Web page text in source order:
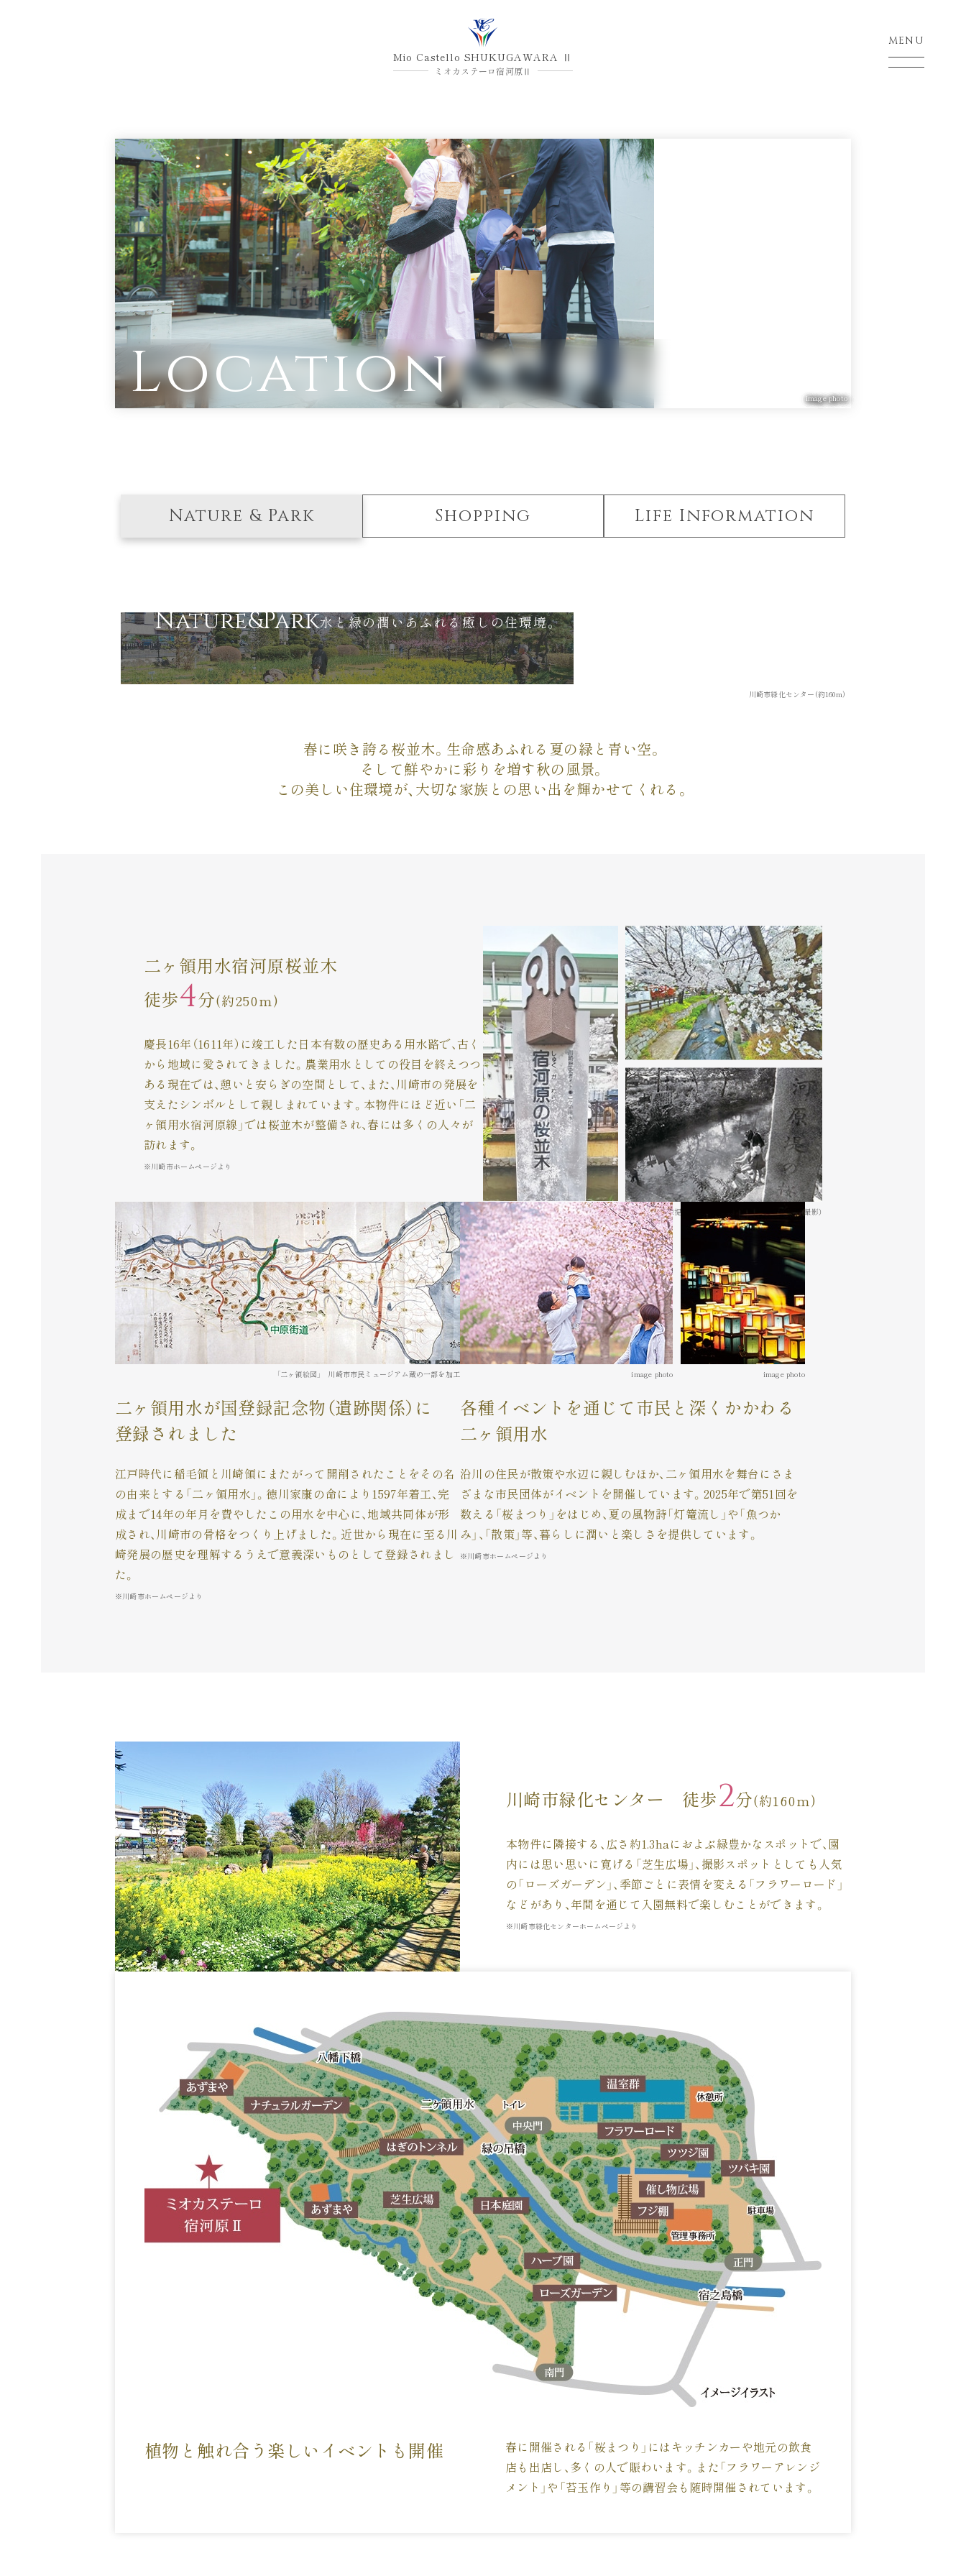
Mio Castello SHUKUGAWARA Ⅱ
ミオカステーロ宿河原Ⅱ
MENU
Location image photo
Nature & Park Shopping Life Information
Nature&Park水と緑の潤いあふれる癒しの住環境。
川崎市緑化センター(約160m)
春に咲き誇る桜並木。 生命感あふれる夏の緑と青い空。
そして鮮やかに彩りを増す秋の風景。
この美しい住環境が、 大切な家族との思い出を輝かせてくれる。
二ヶ領用水宿河原桜並木
徒歩4分(約250m)
慶長16年（1611年）に竣工した日本有数の歴史ある用水路で、古く
から地域に愛されてきました。農業用水としての役目を終えつつ
ある現在では、憩いと安らぎの空間として、また、川崎市の発展を
支えたシンボルとして親しまれています。本物件にほど近い「二
ヶ領用水宿河原線」では桜並木が整備され、春には多くの人々が
訪れます。
※川崎市ホームページより
画像提供 ： 川崎市市民ミュージアム（1971年撮影）
「二ヶ領絵図」 川崎市市民ミュージアム蔵の一部を加工
二ヶ領用水が国登録記念物（遺跡関係）に
登録されました
江戸時代に稲毛領と川崎領にまたがって開削されたことをその名
の由来とする「二ヶ領用水」。徳川家康の命により1597年着工、完
成まで14年の年月を費やしたこの用水を中心に、地域共同体が形
成され、川崎市の骨格をつくり上げました。近世から現在に至る川
崎発展の歴史を理解するうえで意義深いものとして登録されまし
た。
※川崎市ホームページより
image photo image photo
各種イベントを通じて市民と 深くかかわる
二ヶ領用水
沿川の住民が散策や水辺に親しむほか、二ヶ領用水を舞台にさま
ざまな市民団体がイベントを開催しています。2025年で第51回を
数える「桜まつり」をはじめ、夏の風物詩「灯篭流し」や「魚つか
み」、「散策」等、暮らしに潤いと楽しさを提供しています。
※川崎市ホームページより
川崎市緑化センター 徒歩2分(約160m)
本物件に隣接する、広さ約1.3haにおよぶ緑豊かなスポットで、園
内には思い思いに寛げる「芝生広場」、撮影スポットとしても人気
の「ローズガーデン」、季節ごとに表情を変える「フラワーロード」
などがあり、年間を通じて入園無料で楽しむことができます。
※川崎市緑化センターホームページより
植物と触れ合う楽しいイベントも開催
春に開催される「桜まつり」にはキッチンカーや地元の飲食
店も出店し、多くの人で賑わいます。また「フラワーアレンジ
メント」や「苔玉作り」等の講習会も随時開催されています。